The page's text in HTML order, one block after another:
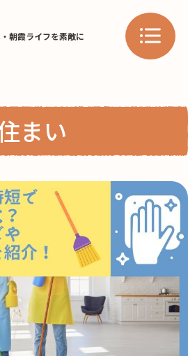
朝霞ライフを素敵に
暮らし
学び・教育
HAREL
活用事例
まい